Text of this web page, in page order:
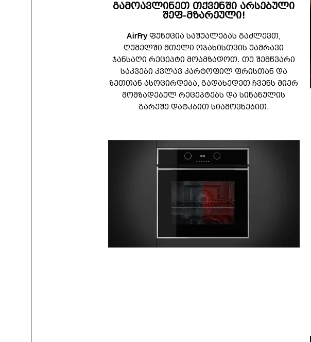
გამოავლინეთ თქვენში არსებული
შეფ-მზარეული!
AirFryფუნქცია საშუალებას გაძლევთ,
ღუმელში მთელი ოჯახისთვის უამრავი
ჯანსაღი რეცეპტი მოამზადოთ. თუ შემწვარი
საკვები კვლავ კარტოფილ ფრისთან და
ზეთთან ასოცირდება, გადახედეთ ჩვენს მიერ
მომზადებულ რეცეპტებს და სინანულის
გარეშე დატკბით სიამოვნებით.